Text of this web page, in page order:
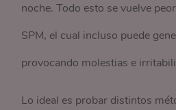
noche. Todo esto se vuelve
SPM, el cual incluso puede
provocando molestias e
Lo ideal es probar distintos